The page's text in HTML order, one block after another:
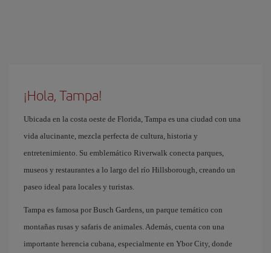
¡Hola, Tampa!
Ubicada en la costa oeste de Florida, Tampa es una ciudad con una
vida alucinante, mezcla perfecta de cultura, historia y
entretenimiento. Su emblemático Riverwalk conecta parques,
museos y restaurantes a lo largo del río Hillsborough, creando un
paseo ideal para locales y turistas.
Tampa es famosa por Busch Gardens, un parque temático con
montañas rusas y safaris de animales. Además, cuenta con una
importante herencia cubana, especialmente en Ybor City, donde